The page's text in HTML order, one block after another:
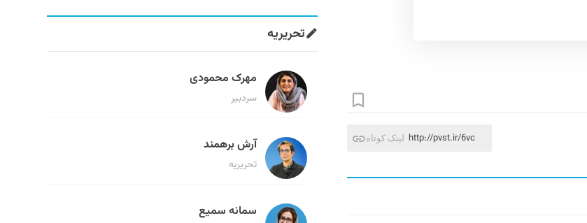
لینک کوتاه http://pvst.ir/6vc
تحریریه
مهرک محمودی
سردبیر
آرش برهمند
تحریریه
سمانه سمیع